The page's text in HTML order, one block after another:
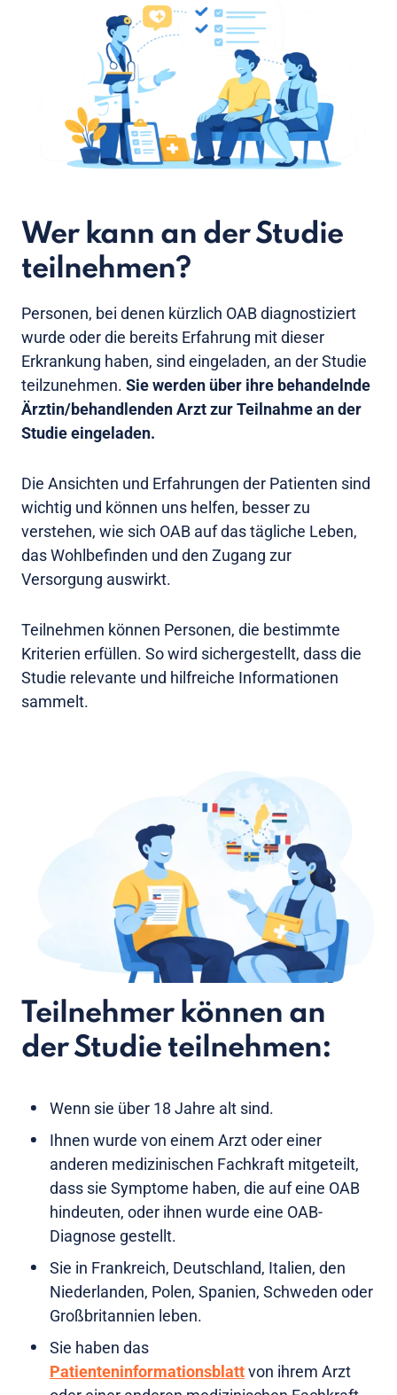
Wer kann an der Studie
teilnehmen?
Personen, bei denen kürzlich OAB diagnostiziert
wurde oder die bereits Erfahrung mit dieser
Erkrankung haben, sind eingeladen, an der Studie
teilzunehmen. Sie werden über ihre behandelnde
Ärztin/behandlenden Arzt zur Teilnahme an der
Studie eingeladen.
Die Ansichten und Erfahrungen der Patienten sind
wichtig und können uns helfen, besser zu
verstehen, wie sich OAB auf das tägliche Leben,
das Wohlbefinden und den Zugang zur
Versorgung auswirkt.
Teilnehmen können Personen, die bestimmte
Kriterien erfüllen. So wird sichergestellt, dass die
Studie relevante und hilfreiche Informationen
sammelt.
Teilnehmer können an
der Studie teilnehmen:
Wenn sie über 18 Jahre alt sind.
Ihnen wurde von einem Arzt oder einer
anderen medizinischen Fachkraft mitgeteilt,
dass sie Symptome haben, die auf eine OAB
hindeuten, oder ihnen wurde eine OAB-
Diagnose gestellt.
Sie in Frankreich, Deutschland, Italien, den
Niederlanden, Polen, Spanien, Schweden oder
Großbritannien leben.
Sie haben das
Patienteninformationsblattvon ihrem Arzt